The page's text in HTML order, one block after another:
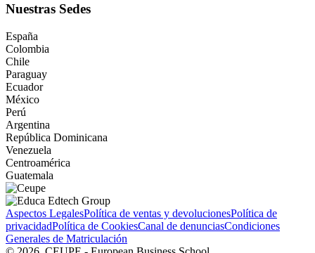
Nuestras Sedes
España
Colombia
Chile
Paraguay
Ecuador
México
Perú
Argentina
República Dominicana
Venezuela
Centroamérica
Guatemala
Aspectos LegalesPolítica de ventas y devolucionesPolítica de
privacidadPolítica de CookiesCanal de denunciasCondiciones
Generales de Matriculación